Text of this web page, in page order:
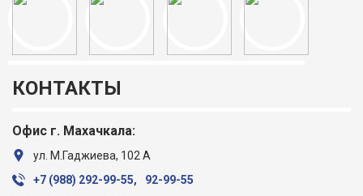
КОНТАКТЫ
Офис г. Махачкала:
ул. М.Гаджиева, 102 А
+7 (988) ‎292-99-55,
92-99-55